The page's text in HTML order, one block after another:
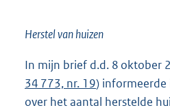
Herstel van huizen
In mijn brief d.d. 8 oktober
34 773, nr. 19) informeerde
over het aantal herstelde